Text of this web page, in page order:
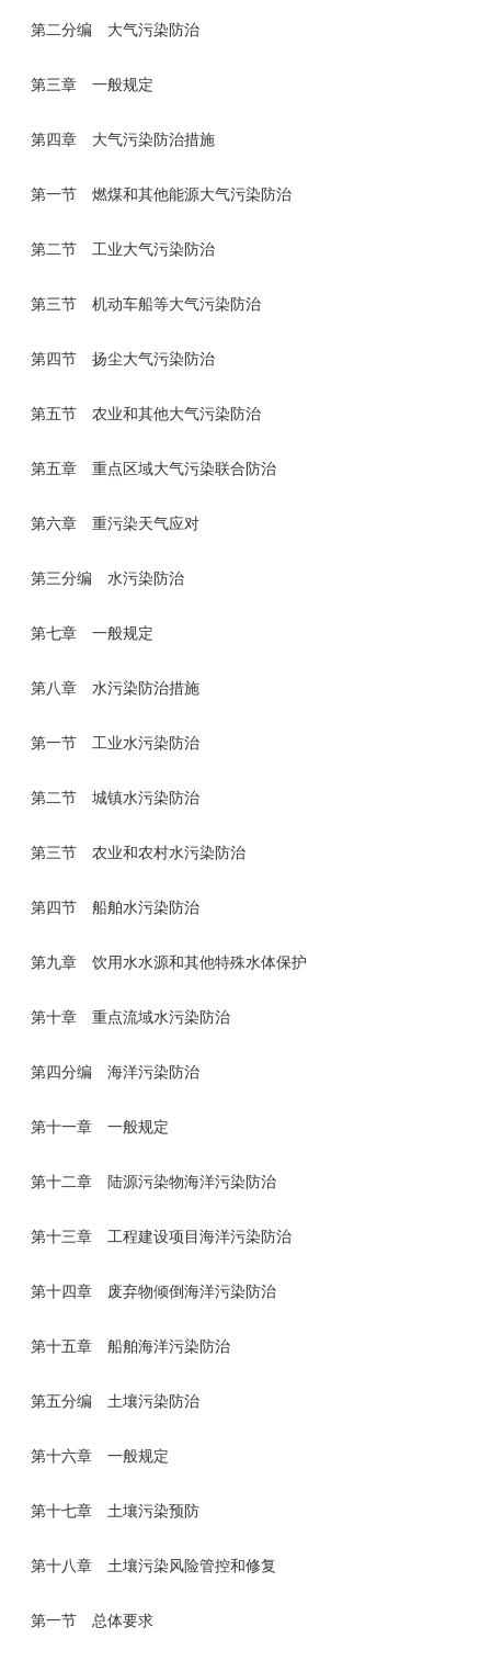
第二分编 大气污染防治
第三章 一般规定
第四章 大气污染防治措施
第一节 燃煤和其他能源大气污染防治
第二节 工业大气污染防治
第三节 机动车船等大气污染防治
第四节 扬尘大气污染防治
第五节 农业和其他大气污染防治
第五章 重点区域大气污染联合防治
第六章 重污染天气应对
第三分编 水污染防治
第七章 一般规定
第八章 水污染防治措施
第一节 工业水污染防治
第二节 城镇水污染防治
第三节 农业和农村水污染防治
第四节 船舶水污染防治
第九章 饮用水水源和其他特殊水体保护
第十章 重点流域水污染防治
第四分编 海洋污染防治
第十一章 一般规定
第十二章 陆源污染物海洋污染防治
第十三章 工程建设项目海洋污染防治
第十四章 废弃物倾倒海洋污染防治
第十五章 船舶海洋污染防治
第五分编 土壤污染防治
第十六章 一般规定
第十七章 土壤污染预防
第十八章 土壤污染风险管控和修复
第一节 总体要求